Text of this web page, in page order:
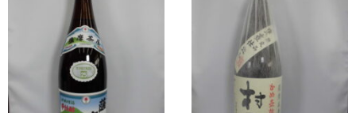
久保酒造
宮田本店
佐藤酒造
さつま無双